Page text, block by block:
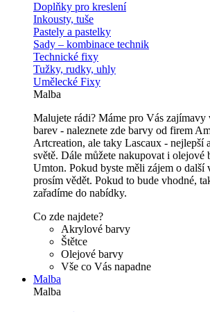
Doplňky pro kreslení
Inkousty, tuše
Pastely a pastelky
Sady – kombinace technik
Technické fixy
Tužky, rudky, uhly
Umělecké Fixy
Malba
Malujete rádi? Máme pro Vás
barev - naleznete zde barvy od firem
Artcreation, ale taky Lascaux - nejlepší
světě. Dále můžete nakupovat i olejové
Umton. Pokud byste měli zájem o další
prosím vědět. Pokud to bude vhodné,
zařadíme do nabídky.
Co zde najdete?
Akrylové barvy
Štětce
Olejové barvy
Vše co Vás napadne
Malba
Malba